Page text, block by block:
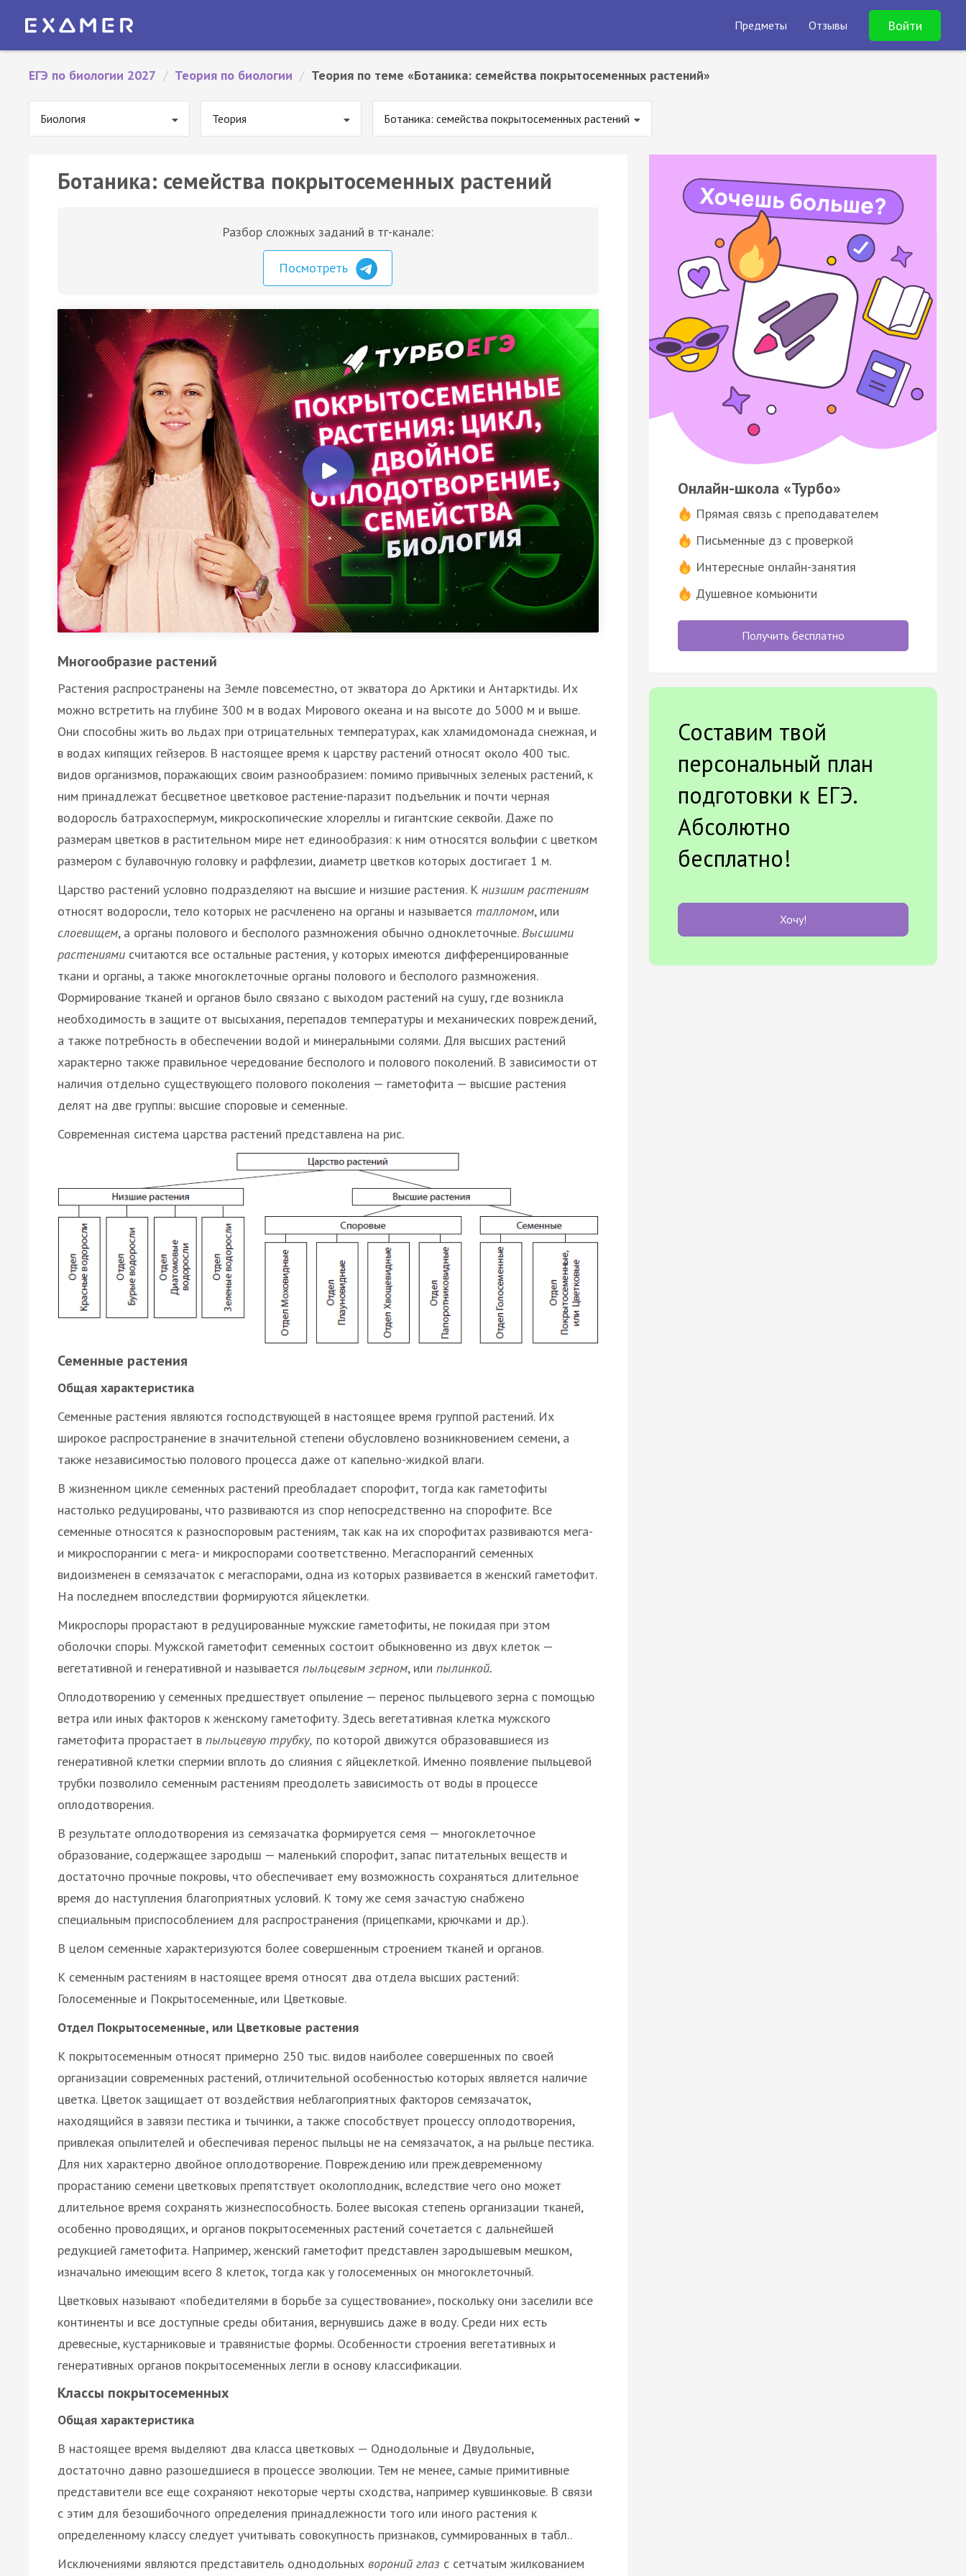
Предметы Отзывы Войти
ЕГЭ по биологии 2027 / Теория по биологии / Теория по теме «Ботаника: семейства покрытосеменных растений»
Биология Теория Ботаника: семейства покрытосеменных растений
Ботаника: семейства покрытосеменных растений
Разбор сложных заданий в тг-канале:
Посмотреть
Многообразие растений
Растения распространены на Земле повсеместно, от экватора до Арктики и Антарктиды. Их
можно встретить на глубине 300 м в водах Мирового океана и на высоте до 5000 м и выше.
Они способны жить во льдах при отрицательных температурах, как хламидомонада снежная, и
в водах кипящих гейзеров. В настоящее время к царству растений относят около 400 тыс.
видов организмов, поражающих своим разнообразием: помимо привычных зеленых растений, к
ним принадлежат бесцветное цветковое растение-паразит подъельник и почти черная
водоросль батрахоспермум, микроскопические хлореллы и гигантские секвойи. Даже по
размерам цветков в растительном мире нет единообразия: к ним относятся вольфии с цветком
размером с булавочную головку и раффлезии, диаметр цветков которых достигает 1 м.
Царство растений условно подразделяют на высшие и низшие растения. К низшим растениям
относят водоросли, тело которых не расчленено на органы и называется талломом, или
слоевищем, а органы полового и бесполого размножения обычно одноклеточные.Высшими
растениями считаются все остальные растения, у которых имеются дифференцированные
ткани и органы, а также многоклеточные органы полового и бесполого размножения.
Формирование тканей и органов было связано с выходом растений на сушу, где возникла
необходимость в защите от высыхания, перепадов температуры и механических повреждений,
а также потребность в обеспечении водой и минеральными солями. Для высших растений
характерно также правильное чередование бесполого и полового поколений. В зависимости от
наличия отдельно существующего полового поколения — гаметофита — высшие растения
делят на две группы: высшие споровые и семенные.
Современная система царства растений представлена на рис.
Семенные растения
Общая характеристика
Семенные растения являются господствующей в настоящее время группой растений. Их
широкое распространение в значительной степени обусловлено возникновением семени, а
также независимостью полового процесса даже от капельно-жидкой влаги.
В жизненном цикле семенных растений преобладает спорофит, тогда как гаметофиты
настолько редуцированы, что развиваются из спор непосредственно на спорофите. Все
семенные относятся к разноспоровым растениям, так как на их спорофитах развиваются мега-
и микроспорангии с мега- и микроспорами соответственно. Мегаспорангий семенных
видоизменен в семязачаток с мегаспорами, одна из которых развивается в женский гаметофит.
На последнем впоследствии формируются яйцеклетки.
Микроспоры прорастают в редуцированные мужские гаметофиты, не покидая при этом
оболочки споры. Мужской гаметофит семенных состоит обыкновенно из двух клеток —
вегетативной и генеративной и называется пыльцевым зерном, или пылинкой.
Оплодотворению у семенных предшествует опыление — перенос пыльцевого зерна с помощью
ветра или иных факторов к женскому гаметофиту. Здесь вегетативная клетка мужского
гаметофита прорастает в пыльцевую трубку, по которой движутся образовавшиеся из
генеративной клетки спермии вплоть до слияния с яйцеклеткой. Именно появление пыльцевой
трубки позволило семенным растениям преодолеть зависимость от воды в процессе
оплодотворения.
В результате оплодотворения из семязачатка формируется семя — многоклеточное
образование, содержащее зародыш — маленький спорофит, запас питательных веществ и
достаточно прочные покровы, что обеспечивает ему возможность сохраняться длительное
время до наступления благоприятных условий. К тому же семя зачастую снабжено
специальным приспособлением для распространения (прицепками, крючками и др.).
В целом семенные характеризуются более совершенным строением тканей и органов.
К семенным растениям в настоящее время относят два отдела высших растений:
Голосеменные и Покрытосеменные, или Цветковые.
Отдел Покрытосеменные, или Цветковые растения
К покрытосеменным относят примерно 250 тыс. видов наиболее совершенных по своей
организации современных растений, отличительной особенностью которых является наличие
цветка. Цветок защищает от воздействия неблагоприятных факторов семязачаток,
находящийся в завязи пестика и тычинки, а также способствует процессу оплодотворения,
привлекая опылителей и обеспечивая перенос пыльцы не на семязачаток, а на рыльце пестика.
Для них характерно двойное оплодотворение. Повреждению или преждевременному
прорастанию семени цветковых препятствует околоплодник, вследствие чего оно может
длительное время сохранять жизнеспособность. Более высокая степень организации тканей,
особенно проводящих, и органов покрытосеменных растений сочетается с дальнейшей
редукцией гаметофита. Например, женский гаметофит представлен зародышевым мешком,
изначально имеющим всего 8 клеток, тогда как у голосеменных он многоклеточный.
Цветковых называют «победителями в борьбе за существование», поскольку они заселили все
континенты и все доступные среды обитания, вернувшись даже в воду. Среди них есть
древесные, кустарниковые и травянистые формы. Особенности строения вегетативных и
генеративных органов покрытосеменных легли в основу классификации.
Классы покрытосеменных
Общая характеристика
В настоящее время выделяют два класса цветковых — Однодольные и Двудольные,
достаточно давно разошедшиеся в процессе эволюции. Тем не менее, самые примитивные
представители все еще сохраняют некоторые черты сходства, например кувшинковые. В связи
с этим для безошибочного определения принадлежности того или иного растения к
определенному классу следует учитывать совокупность признаков, суммированных в табл..
Исключениями являются представитель однодольных вороний глаз с сетчатым жилкованием
Онлайн-школа «Турбо»
Прямая связь с преподавателем
Письменные дз с проверкой
Интересные онлайн-занятия
Душевное комьюнити
Получить бесплатно
Составим твой
персональный план
подготовки к ЕГЭ.
Абсолютно
бесплатно!
Хочу!